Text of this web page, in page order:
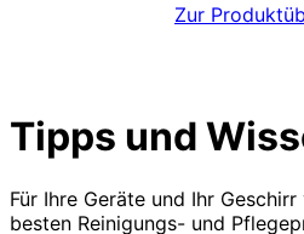
Zur
Tipps und
Für Ihre Geräte und Ihr
besten Reinigungs- und